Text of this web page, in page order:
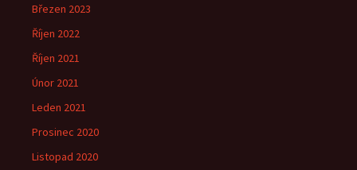
Březen 2023
Říjen 2022
Říjen 2021
Únor 2021
Leden 2021
Prosinec 2020
Listopad 2020